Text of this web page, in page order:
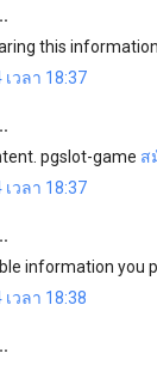
this information.
วลา 18:37
pgslot-game ส
วลา 18:37
information you
วลา 18:38